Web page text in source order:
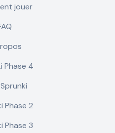
jouer
Phase 4
Phase 2
Phase 3